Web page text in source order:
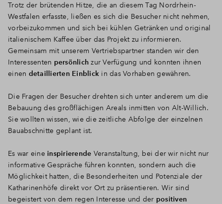
Trotz der brütenden Hitze, die an diesem Tag Nordrhein-
Westfalen erfasste, ließen es sich die Besucher nicht nehmen,
vorbeizukommen und sich bei kühlen Getränken und original
italienischem Kaffee über das Projekt zu informieren.
Gemeinsam mit unserem Vertriebspartner standen wir den
Interessenten persönlich zur Verfügung und konnten ihnen
einen detaillierten Einblick in das Vorhaben gewähren.
Die Fragen der Besucher drehten sich unter anderem um die
Bebauung des großflächigen Areals inmitten von Alt-Willich.
Sie wollten wissen, wie die zeitliche Abfolge der einzelnen
Bauabschnitte geplant ist.
Es war eine inspirierende Veranstaltung, bei der wir nicht nur
informative Gespräche führen konnten, sondern auch die
Möglichkeit hatten, die Besonderheiten und Potenziale der
Katharinenhöfe direkt vor Ort zu präsentieren. Wir sind
begeistert von dem regen Interesse und der positiven